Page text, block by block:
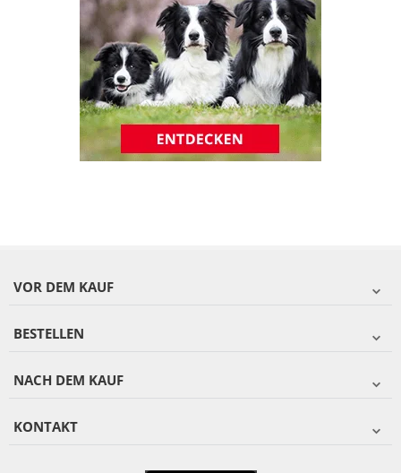
VOR DEM KAUF
BESTELLEN
NACH DEM KAUF
KONTAKT